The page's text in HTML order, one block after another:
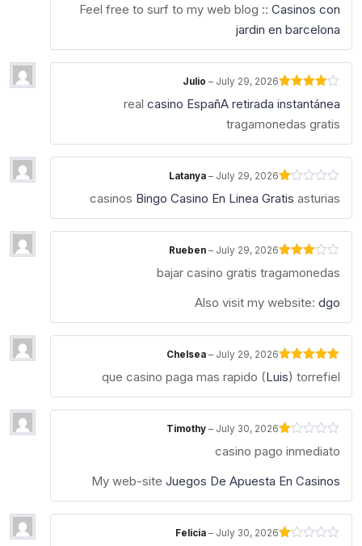
Feel free to surf to my web blog :: Casinos con
jardin en barcelona
out of 5
Julio– July 29, 2026
real casino EspañA retirada instantánea
tragamonedas gratis
1
Latanya– July 29, 2026
casinos Bingo Casino En Linea Gratis asturias
3out
Rueben– July 29, 2026
bajar casino gratis tragamonedas
Also visit my website: dgo
Rated
of 5
Chelsea– July 29, 2026
que casino paga mas rapido (Luis) torrefiel
1
of
5
Timothy– July 30, 2026
casino pago inmediato
My web-site Juegos De Apuesta En Casinos
Felicia– July 30, 2026